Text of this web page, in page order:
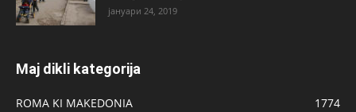
јануари 24, 2019
Maj dikli kategorija
ROMA KI MAKEDONIA
1774